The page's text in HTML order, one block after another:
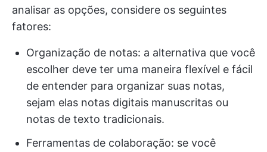
analisar as opções, considere os seguintes
fatores:
Organização de notas: a alternativa que você
escolher deve ter uma maneira flexível e fácil
de entender para organizar suas notas,
sejam elas notas digitais manuscritas ou
notas de texto tradicionais.
Ferramentas de colaboração: se você